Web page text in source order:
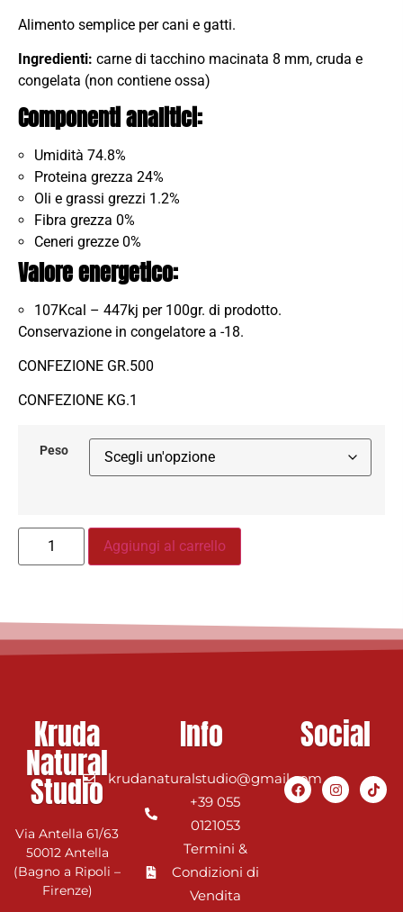
Alimento semplice per cani e gatti.
Ingredienti: carne di tacchino macinata 8 mm, cruda e
congelata (non contiene ossa)
Componenti analitici:
Umidità 74.8%
Proteina grezza 24%
Oli e grassi grezzi 1.2%
Fibra grezza 0%
Ceneri grezze 0%
Valore energetico:
107Kcal – 447kj per 100gr. di prodotto.
Conservazione in congelatore a -18.
CONFEZIONE GR.500
CONFEZIONE KG.1
Peso
Aggiungi al carrello
Kruda
Natural
Studio
Via Antella 61/63
50012 Antella
(Bagno a Ripoli –
Firenze)
Info
krudanaturalstudio@gmail.com
+39 055
0121053
Termini &
Condizioni di
Vendita
Social